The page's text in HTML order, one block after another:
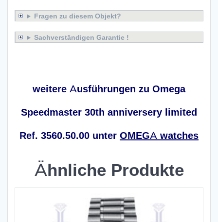
Fragen zu diesem Objekt?
Sachverständigen Garantie !
weitere Ausführungen zu Omega
Speedmaster 30th anniversery limited
Ref. 3560.50.00 unter OMEGA watches
Ähnliche Produkte